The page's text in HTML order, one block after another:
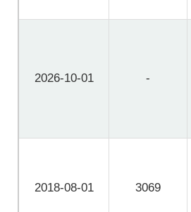
2026-10-01 -
2018-08-01 3069